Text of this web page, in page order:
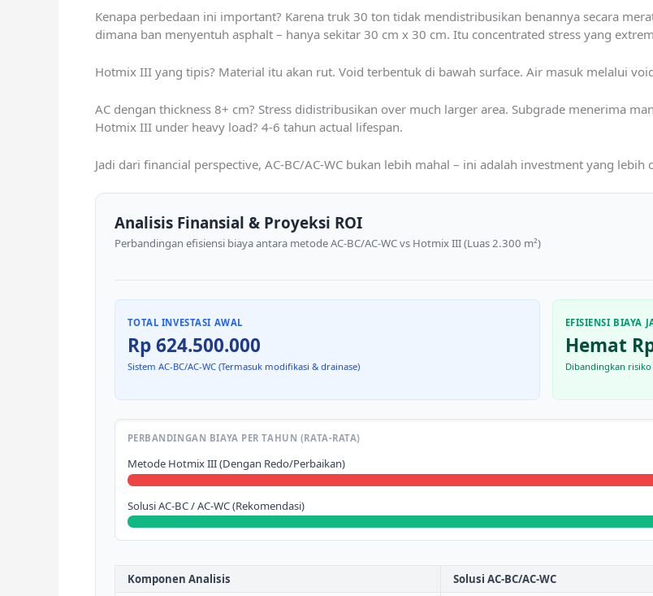
Kenapa perbedaan ini important? Karena truk 30 ton tidak mendistribusikan benannya secara
dimana ban menyentuh asphalt – hanya sekitar 30 cm x 30 cm. Itu concentrated stress yang
Hotmix III yang tipis? Material itu akan rut. Void terbentuk di bawah surface. Air masuk melalui
AC dengan thickness 8+ cm? Stress didistribusikan over much larger area. Subgrade menerima
Hotmix III under heavy load? 4-6 tahun actual lifespan.
Jadi dari financial perspective, AC-BC/AC-WC bukan lebih mahal – ini adalah investment yang lebih
Analisis Finansial & Proyeksi ROI
Perbandingan efisiensi biaya antara metode AC-BC/AC-WC vs Hotmix III (Luas 2.300 m²)
TOTAL INVESTASI AWAL
Rp 624.500.000
Sistem AC-BC/AC-WC (Termasuk modifikasi & drainase)
EFISIENSI BIAYA
Hemat
Dibandingkan
PERBANDINGAN BIAYA PER TAHUN (RATA-RATA)
Metode Hotmix III (Dengan Redo/Perbaikan)
Solusi AC-BC / AC-WC (Rekomendasi)
Komponen Analisis Solusi AC-BC/AC-WC